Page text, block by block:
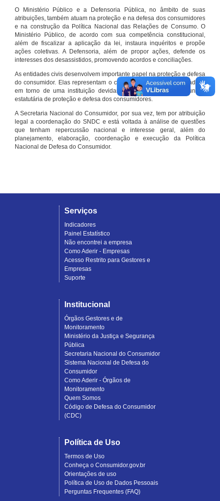
O Ministério Público e a Defensoria Pública, no âmbito de suas
atribuições, também atuam na proteção e na defesa dos consumidores
e na construção da Política Nacional das Relações de Consumo. O
Ministério Público, de acordo com sua competência constitucional,
além de fiscalizar a aplicação da lei, instaura inquéritos e propõe
ações coletivas. A Defensoria, além de propor ações, defende os
interesses dos desassistidos, promovendo acordos e conciliações.
As entidades civis desenvolvem importante papel na proteção e defesa
do consumidor. Elas representam o conjunto organizado de cidadãos
em torno de uma instituição devidamente registrada e com função
estatutária de proteção e defesa dos consumidores.
A Secretaria Nacional do Consumidor, por sua vez, tem por atribuição
legal a coordenação do SNDC e está voltada à análise de questões
que tenham repercussão nacional e interesse geral, além do
planejamento, elaboração, coordenação e execução da Política
Nacional de Defesa do Consumidor.
Serviços
Indicadores
Painel Estatístico
Não encontrei a empresa
Como Aderir - Empresas
Acesso Restrito para Gestores e
Empresas
Suporte
Institucional
Órgãos Gestores e de
Monitoramento
Ministério da Justiça e Segurança
Pública
Secretaria Nacional do Consumidor
Sistema Nacional de Defesa do
Consumidor
Como Aderir - Órgãos de
Monitoramento
Quem Somos
Código de Defesa do Consumidor
(CDC)
Política de Uso
Termos de Uso
Conheça o Consumidor.gov.br
Orientações de uso
Política de Uso de Dados Pessoais
Perguntas Frequentes (FAQ)